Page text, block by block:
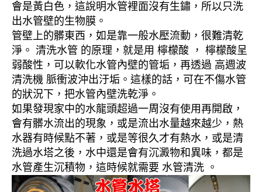
會是黃白色，這說明水管裡面沒有生鏽，所以只洗
出水管壁的生物膜。
管壁上的髒東西，如是靠一般水壓流動，很難清乾
淨。 清洗水管 的原理，就是用 檸檬酸 ， 檸檬酸呈
弱酸性，可以軟化水管內壁的管垢，再透過 高週波
清洗機 脈衝波沖出汙垢。這樣的話，可在不傷水管
的狀況下，把水管內壁洗乾淨。
如果發現家中的水龍頭超過一周沒有使用再開啟，
會有髒水流出的現象，或是流出水量越來越少，熱
水器有時候點不著，或是等很久才有熱水，或是清
洗過水塔之後，水中還是會有沉澱物和異味，都是
水管產生沉積物，這時候就需要 水管清洗 。